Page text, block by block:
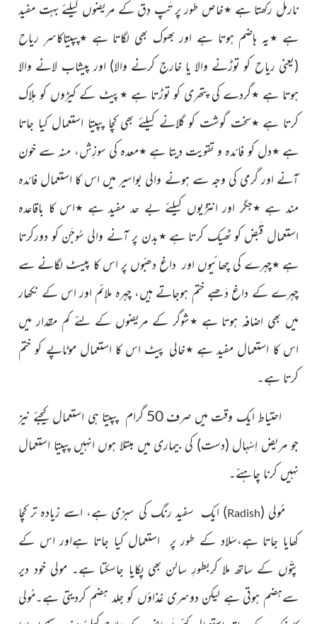
نارمل رکھتا ہے ٭خاص طور پر تَپ دِق کے مریضوں کیلئے بہت مفید
ہے ٭یہ ہاضم ہوتا ہے اور بھوک بھی لگاتا ہے ٭پپیتاکاسرِ ریاح
(یعنی ریاح کو توڑنے والا یا خارج کرنے والا) اور پیشاب لانے والا
ہوتا ہے ٭گردے کی پتھری کو توڑتا ہے ٭پیٹ کے کیڑوں کو ہلاک
کرتا ہے ٭سخت گوشت کو گلانے کیلئے بھی کچا پپیتا استعمال کیا جاتا
ہے ٭دل کو فائدہ و تقویت دیتا ہے ٭معدہ کی سوزِش، منہ سے خون
آنے اور گرمی کی وجہ سے ہونے والی بواسیر میں اس کا استعمال فائدہ
مند ہے ٭جگر اور انتڑیوں کیلئے بے حد مفید ہے ٭اس کا باقاعدہ
استعمال قَبْض کو ٹھیک کرتا ہے ٭بدن پر آنے والی سُوجَن کو دورکرتا
ہے ٭چہرے کی چھائیوں اور داغ دھبّوں پر اس کا پیسٹ لگانے سے
چہرے کے داغ دَھبےختم ہوجاتے ہیں، چہرہ ملائم اور اس کے نکھار
میں بھی اضافہ ہوتا ہے ٭شوگر کے مریضوں کے لئے کم مقدار میں
اس کا استعمال مفید ہے ٭خالی پیٹ اس کا استعمال موٹاپے کو ختم
کرتا ہے۔
احتیاط ایک وقت میں صرف 50 گرام پپیتا ہی استعمال کیجئے نیز
جو مریض اِسْہال (دست) کی بیماری میں مبتلا ہوں انہیں پپیتا استعمال
نہیں کرنا چاہئے۔
مُولی (
Radish
) ایک سفید رنگ کی سبزی ہے، اسے زیادہ تر کچا
کھایا جاتا ہے،سَلاد کے طور پر استعمال کیا جاتا ہےاور اس کے
پتّوں کے ساتھ ملا کربطورِ سالن بھی پکایا جاسکتا ہے۔ مولی خود دیر
سےہضم ہوتی ہے لیکن دوسری غذاؤں کوجلد ہضم کردیتی ہے۔مُولی